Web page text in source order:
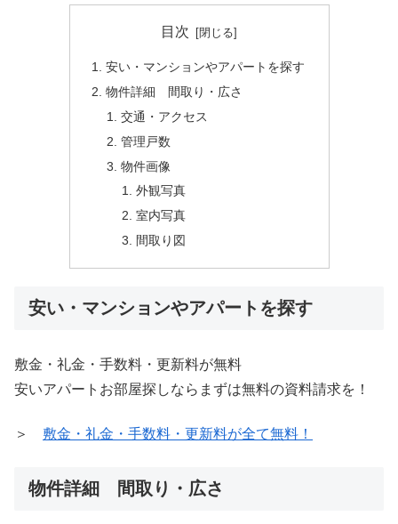
目次
安い・マンションやアパートを探す
物件詳細 間取り・広さ
交通・アクセス
管理戸数
物件画像
外観写真
室内写真
間取り図
安い・マンションやアパートを探す
敷金・礼金・手数料・更新料が無料
安いアパートお部屋探しならまずは無料の資料請求を！
＞ 敷金・礼金・手数料・更新料が全て無料！
物件詳細 間取り・広さ